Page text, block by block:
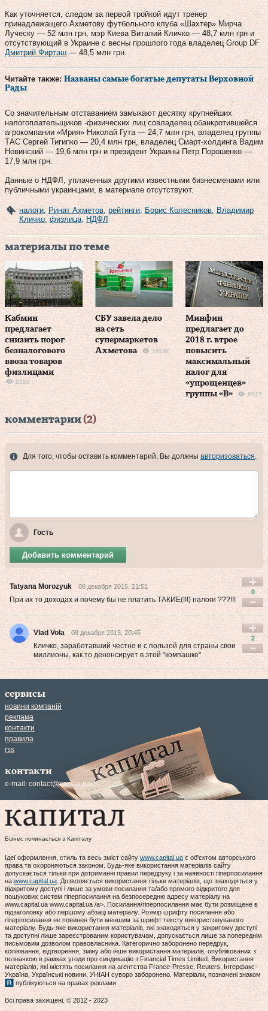
Как уточняется, следом за первой тройкой идут тренер
принадлежащего Ахметову футбольного клуба «Шахтер» Мирча
Луческу — 52 млн грн, мэр Киева Виталий Кличко — 48,7 млн грн и
отсутствующий в Украине с весны прошлого года владелец Group DF
Дмитрий Фирташ — 48,5 млн грн.
Читайте также: Названы самые богатые депутаты Верховной
Рады
Со значительным отставанием замыкают десятку крупнейших
налогоплательщиков -физических лиц совладелец обанкротившейся
агрокомпании «Мрия» Николай Гута — 24,7 млн грн, владелец группы
ТАС Сергей Тигипко — 20,4 млн грн, владелец Смарт-холдинга Вадим
Новинский — 19,6 млн грн и президент Украины Петр Порошенко —
17,9 млн грн.
Данные о НДФЛ, уплаченных другими известными бизнесменами или
публичными украинцами, в материале отсутствуют.
налоги Ринат Ахметов рейтинги Борис Колесников
Владимир
Кличко физлица НДФЛ
материалы по теме
Кабмин
предлагает
снизить порог
безналогового
ввоза товаров
физлицами
8189
СБУ завела дело
на сеть
супермаркетов
Ахметова
26846
Минфин
предлагает до
2018 г. втрое
повысить
максимальный
налог для
«упрощенцев»
группы «В»
8927
комментарии (2)
Для того, чтобы оставить комментарий, Вы должны авторизоваться.
Гость
Добавить комментарий
Tatyana Morozyuk 08 декабря 2015, 21:51
При их то доходах и почему бы не платить ТАКИЕ(!!!) налоги ???!!!
0
Vlad Vola 08 декабря 2015, 20:45
Кличко, заработавший честно и с пользой для страны свои
миллионы, как то денонсирует в этой "компашке"
2
сервисы
новини компаній
реклама
контакти
правила
rss
контакти
e-mail: contact@capital.ua
Бізнес починається з Капіталу
Ідеї оформлення, стиль та весь зміст сайту www.capital.ua є об'єктом авторського
права та охороняються законом. Будь-яке використання матеріалів сайту
допускається тільки при дотриманні правил передруку і за наявності гіперпосилання
на www.capital.ua. Дозволяється використання тільки матеріалів, що знаходяться у
відкритому доступі і лише за умови посилання та/або прямого відкритого для
пошукових систем гіперпосилання на безпосередню адресу матеріалу на
www.capital.ua www.capital.ua /a>. Посилання/гіперпосилання має бути розміщене в
підзаголовку або першому абзаці матеріалу. Розмір шрифту посилання або
гіперпосилання не повинен бути меншим за шрифт тексту використовуваного
матеріалу. Будь-яке використання матеріалів, які знаходяться у закритому доступі
та доступні лише зареєстрованим користувачам, допускається лише за попереднім
письмовим дозволом правовласника. Категорично заборонено передрук,
копіювання, відтворення, зміну або інше використання матеріалів, опублікованих з
позначкою в рамках угоди про синдикацію з Financial Times Limited. Використання
матеріалів, які містять посилання на агентства France-Presse, Reuters, Інтерфакс-
Україна, Українські новини, УНІАН суворо заборонено. Матеріали, позначені знаком
публікуються на правах реклами.
Всі права захищені. © 2012 - 2023